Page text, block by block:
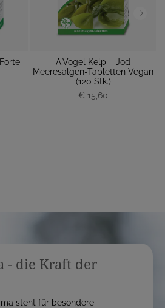
A.Vogel Kelp – Jod
Meeresalgen-Tabletten Vegan
(120 Stk.)
€ 15,60
P
- die Kraft der
steht für besondere